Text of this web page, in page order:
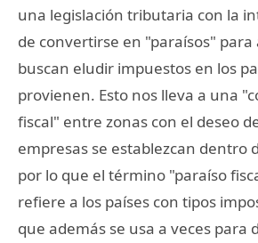
una legislación tributaria con la
de convertirse en "paraísos" para
buscan eludir impuestos en los
provienen. Esto nos lleva a una
fiscal" entre zonas con el deseo
empresas se establezcan dentro
por lo que el término "paraíso
refiere a los países con tipos
que además se usa a veces para